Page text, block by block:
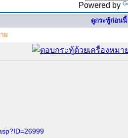
Powered by
ดูกระทู้ก่อนนี้
ม